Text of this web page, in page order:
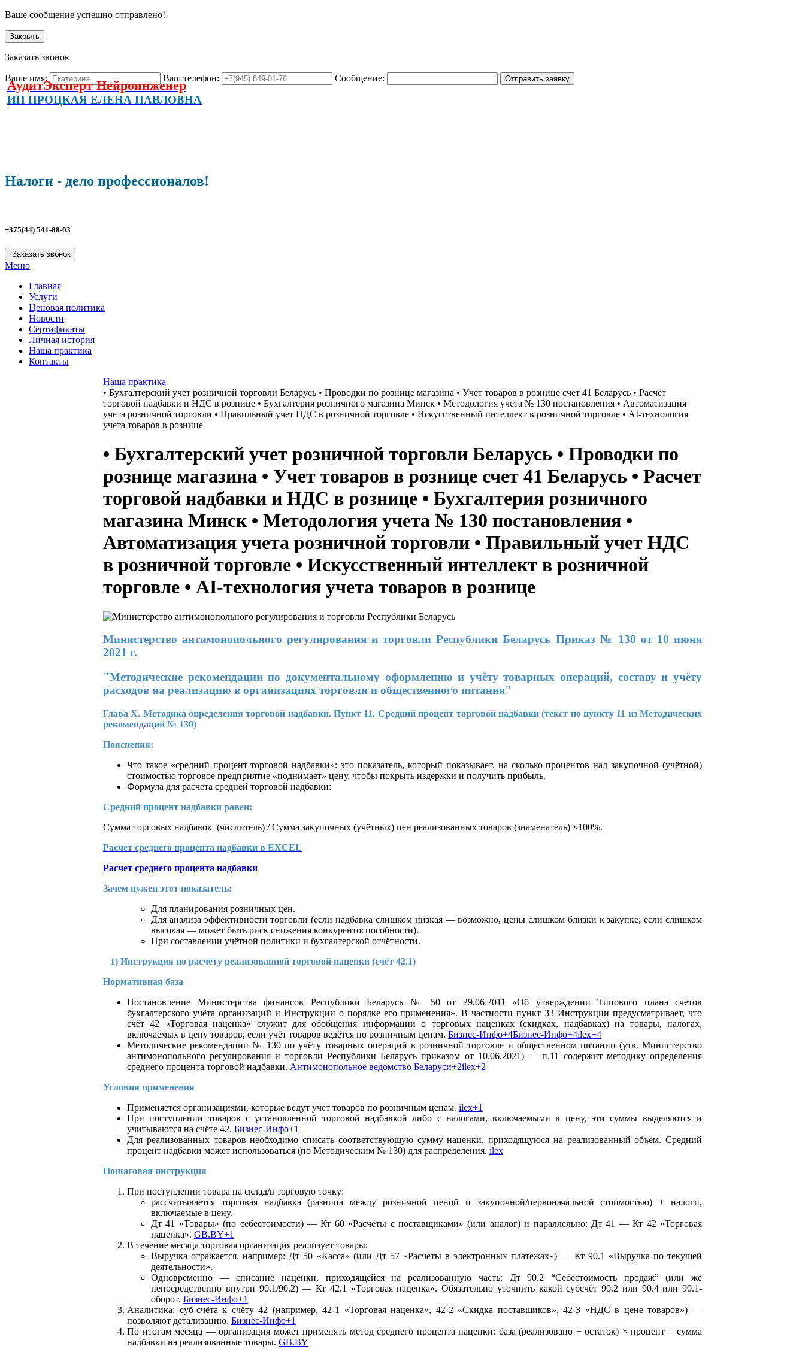
Ваше сообщение успешно отправлено!
Закрыть
Заказать звонок
Ваше имя: Ваш телефон: Сообщение:
АудитЭксперт Нейроинженер
ИП ПРОЦКАЯ ЕЛЕНА ПАВЛОВНА
Налоги - дело профессионалов!
+375(44) 541-88-03
Заказать звонок
Меню
Главная
Услуги
Ценовая политика
Новости
Сертификаты
Личная история
Наша практика
Контакты
Наша практика
• Бухгалтерский учет розничной торговли Беларусь • Проводки по рознице магазина • Учет товаров в рознице счет 41 Беларусь • Расчет
торговой надбавки и НДС в рознице • Бухгалтерия розничного магазина Минск • Методология учета № 130 постановления • Автоматизация
учета розничной торговли • Правильный учет НДС в розничной торговле • Искусственный интеллект в розничной торговле • АI-технология
учета товаров в рознице
• Бухгалтерский учет розничной торговли Беларусь • Проводки по
рознице магазина • Учет товаров в рознице счет 41 Беларусь • Расчет
торговой надбавки и НДС в рознице • Бухгалтерия розничного
магазина Минск • Методология учета № 130 постановления •
Автоматизация учета розничной торговли • Правильный учет НДС
в розничной торговле • Искусственный интеллект в розничной
торговле • АI-технология учета товаров в рознице
Министерство антимонопольного регулирования и торговли Республики Беларусь Приказ № 130 от 10 июня
2021 г.
"Методические рекомендации по документальному оформлению и учёту товарных операций, составу и учёту
расходов на реализацию в организациях торговли и общественного питания"
Глава X. Методика определения торговой надбавки.Пункт 11. Средний процент торговой надбавки(текст по пункту 11 из Методических
рекомендаций № 130)
Пояснения:
Что такое «средний процент торговой надбавки»: это показатель, который показывает, на сколько процентов над закупочной (учётной)
стоимостью торговое предприятие «поднимает» цену, чтобы покрыть издержки и получить прибыль.
Формула для расчета средней торговой надбавки:
Средний процент надбавки равен:
Сумма торговых надбавок (числитель) / Сумма закупочных (учётных) цен реализованных товаров (знаменатель) ​×100%.
Расчет среднего процента надбавки в EXCEL
Расчет среднего процента надбавки
Зачем нужен этот показатель:
Для планирования розничных цен.
Для анализа эффективности торговли (если надбавка слишком низкая — возможно, цены слишком близки к закупке; если слишком
высокая — может быть риск снижения конкурентоспособности).
При составлении учётной политики и бухгалтерской отчётности.
1) Инструкция по расчёту реализованной торговой наценки (счёт 42.1)
Нормативная база
Постановление Министерства финансов Республики Беларусь № 50 от 29.06.2011 «Об утверждении Типового плана счетов
бухгалтерского учёта организаций и Инструкции о порядке его применения». В частности пункт 33 Инструкции предусматривает, что
счёт 42 «Торговая наценка» служит для обобщения информации о торговых наценках (скидках, надбавках) на товары, налогах,
включаемых в цену товаров, если учёт товаров ведётся по розничным ценам. Бизнес-Инфо+4Бизнес-Инфо+4ilex+4
Методические рекомендации № 130 по учёту товарных операций в розничной торговле и общественном питании (утв. Министерство
антимонопольного регулирования и торговли Республики Беларусь приказом от 10.06.2021) — п.11 содержит методику определения
среднего процента торговой надбавки. Антимонопольное ведомство Беларуси+2ilex+2
Условия применения
Применяется организациями, которые ведут учёт товаров по розничным ценам. ilex+1
При поступлении товаров с установленной торговой надбавкой либо с налогами, включаемыми в цену, эти суммы выделяются и
учитываются на счёте 42. Бизнес-Инфо+1
Для реализованных товаров необходимо списать соответствующую сумму наценки, приходящуюся на реализованный объём. Средний
процент надбавки может использоваться (по Методическим № 130) для распределения. ilex
Пошаговая инструкция
При поступлении товара на склад/в торговую точку:
рассчитывается торговая надбавка (разница между розничной ценой и закупочной/первоначальной стоимостью) + налоги,
включаемые в цену.
Дт 41 «Товары» (по себестоимости) — Кт 60 «Расчёты с поставщиками» (или аналог) и параллельно: Дт 41 — Кт 42 «Торговая
наценка». GB.BY+1
В течение месяца торговая организация реализует товары:
Выручка отражается, например: Дт 50 «Касса» (или Дт 57 «Расчеты в электронных платежах») — Кт 90.1 «Выручка по текущей
деятельности».
Одновременно — списание наценки, приходящейся на реализованную часть: Дт 90.2 “Себестоимость продаж” (или же
непосредственно внутри 90.1/90.2) — Кт 42.1 «Торговая наценка». Обязательно уточнить какой субсчёт 90.2 или 90.4 или 90.1-
оборот. Бизнес-Инфо+1
Аналитика: суб-счёта к счёту 42 (например, 42-1 «Торговая наценка», 42-2 «Скидка поставщиков», 42-3 «НДС в цене товаров») —
позволяют детализацию. Бизнес-Инфо+1
По итогам месяца — организация может применять метод среднего процента наценки: база (реализовано + остаток) × процент = сумма
надбавки на реализованные товары. GB.BY